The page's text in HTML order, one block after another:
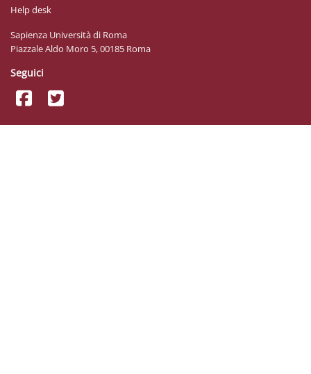
Help desk
Sapienza Università di Roma
Piazzale Aldo Moro 5, 00185 Roma
Seguici